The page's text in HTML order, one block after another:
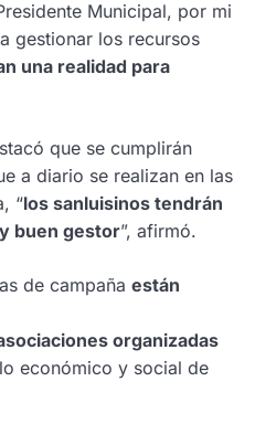
Municipal, por mi
gestionar los recursos
una realidad para
que se cumplirán
a diario se realizan en las
“los sanluisinos tendrán
buen gestor”, afirmó.
de campaña están
organizadas
económico y social de